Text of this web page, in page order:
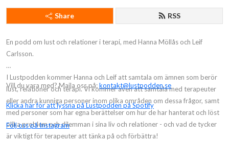
Share RSS
En podd om lust och relationer i terapi, med Hanna Möllås och Leif
Carlsson.
I Lustpodden kommer Hanna och Leif att samtala om ämnen som berör
lust, relationer och terapi. Vi kommer även att samtala med terapeuter
eller andra kunniga personer inom olika områden om dessa frågor, samt
med personer som har egna berättelser om hur de har hanterat och löst
olika problem och dilemman i sina liv och relationer - och vad de tycker
är viktigt för terapeuter att tänka på och förbättra!
Vill du vara med? Maila oss på:kontakt@lustpodden.se
Klicka här för att lyssna på Lustpodden på Spotify
Följ oss på Instagram